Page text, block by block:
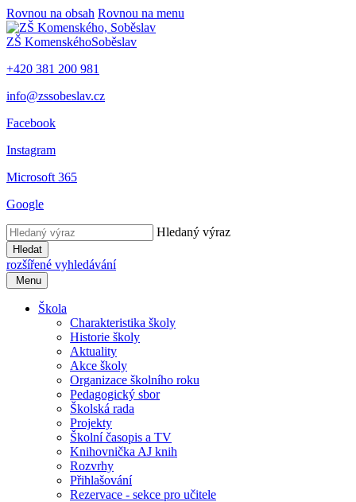
Rovnou na obsah Rovnou na menu
ZŠ KomenskéhoSoběslav
+420 381 200 981
info@zssobeslav.cz
Facebook
Instagram
Microsoft 365
Google
Hledaný výraz
Hledat
rozšířené vyhledávání
Menu
Škola
Charakteristika školy
Historie školy
Aktuality
Akce školy
Organizace školního roku
Pedagogický sbor
Školská rada
Projekty
Školní časopis a TV
Knihovnička AJ knih
Rozvrhy
Přihlašování
Rezervace - sekce pro učitele